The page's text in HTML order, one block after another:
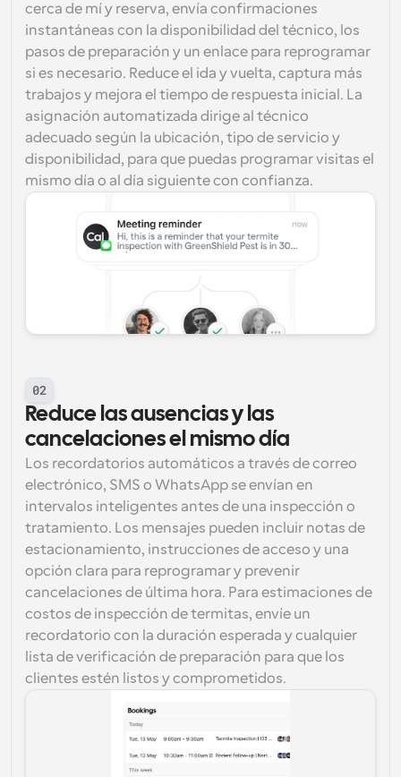
cerca de mí y reserva, envía confirmaciones
instantáneas con la disponibilidad del técnico, los
pasos de preparación y un enlace para reprogramar
si es necesario. Reduce el ida y vuelta, captura más
trabajos y mejora el tiempo de respuesta inicial. La
asignación automatizada dirige al técnico
adecuado según la ubicación, tipo de servicio y
disponibilidad, para que puedas programar visitas el
mismo día o al día siguiente con confianza.
02
Reduce las ausencias y las
cancelaciones el mismo día
Los recordatorios automáticos a través de correo
electrónico, SMS o WhatsApp se envían en
intervalos inteligentes antes de una inspección o
tratamiento. Los mensajes pueden incluir notas de
estacionamiento, instrucciones de acceso y una
opción clara para reprogramar y prevenir
cancelaciones de última hora. Para estimaciones de
costos de inspección de termitas, envíe un
recordatorio con la duración esperada y cualquier
lista de verificación de preparación para que los
clientes estén listos y comprometidos.